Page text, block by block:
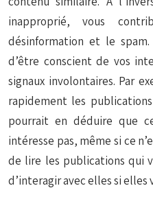
inapproprié, vous
désinformation et le
d’être conscient de vos
signaux involontaires. Par
rapidement les
pourrait en déduire que
intéresse pas, même si ce
de lire les publications qui
d’interagir avec elles si elles